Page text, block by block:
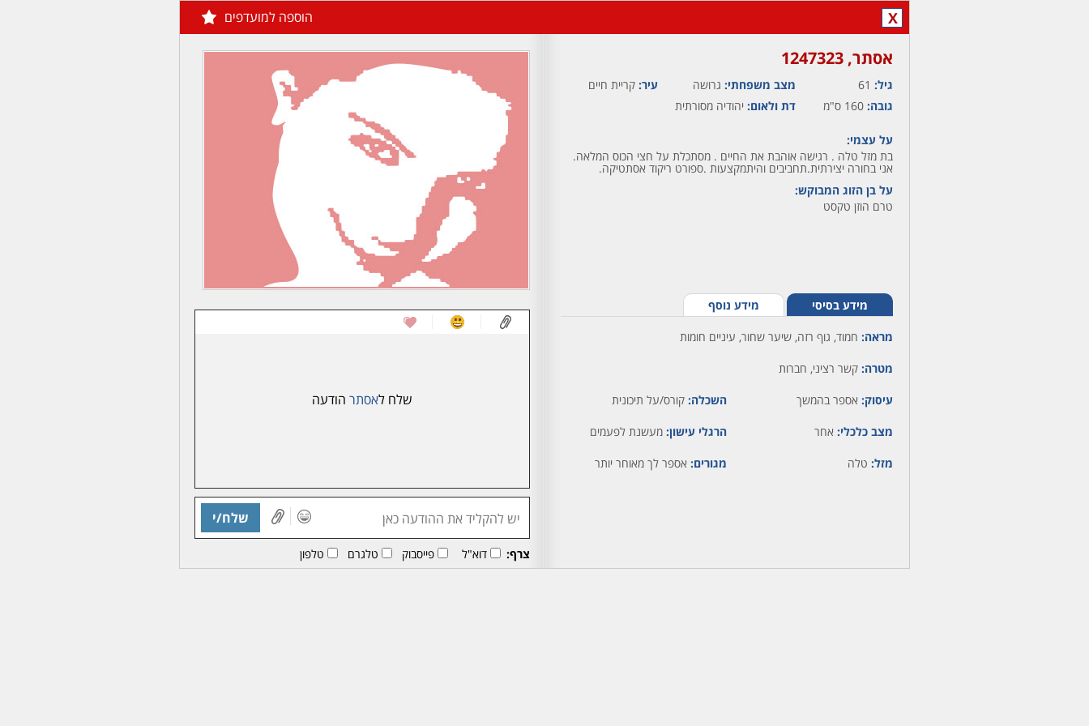
X הוספה למועדפים
אסתר,‏ 1247323
גיל: 61 מצב משפחתי: גרושה עיר: קריית חיים
גובה: 160 ס"מ דת ולאום: יהודיה מסורתית
על עצמי:
בת מזל טלה . רגישה אוהבת את החיים . מסתכלת על חצי הכוס המלאה.
אני בחורה יצירתית.תחביבים והיתמקצעות .ספורט ריקוד אסתטיקה.
על בן הזוג המבוקש:
טרם הוזן טקסט
מידע בסיסי מידע נוסף
מראה: חמוד, גוף רזה, שיער שחור, עיניים חומות
מטרה: קשר רציני, חברות
עיסוק: אספר בהמשך השכלה: קורס/על תיכונית
מצב כלכלי: אחר הרגלי עישון: מעשנת לפעמים
מזל: טלה מגורים: אספר לך מאוחר יותר
שלח לאסתר הודעה
שלח/י
צרף: דוא"ל פייסבוק טלגרם טלפון